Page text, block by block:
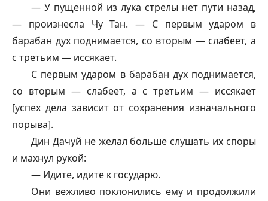
— У пущенной из лука стрелы нет пути назад,
— произнесла Чу Тан. — С первым ударом в
барабан дух поднимается, со вторым — слабеет, а
с третьим — иссякает.
С первым ударом в барабан дух поднимается,
со вторым — слабеет, а с третьим — иссякает
[успех дела зависит от сохранения изначального
порыва].
Дин Дачуй не желал больше слушать их споры
и махнул рукой:
— Идите, идите к государю.
Они вежливо поклонились ему и продолжили